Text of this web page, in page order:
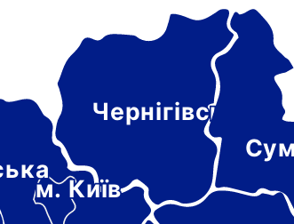
Чернігівська
м. Київ